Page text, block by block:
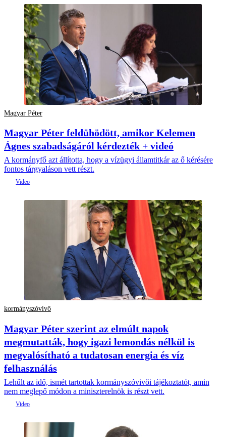
Magyar Péter
Magyar Péter feldühödött, amikor Kelemen
Ágnes szabadságáról kérdezték + videó
A kormányfő azt állította, hogy a vízügyi államtitkár az ő kérésére
fontos tárgyaláson vett részt.
kormányszóvivő
Magyar Péter szerint az elmúlt napok
megmutatták, hogy igazi lemondás nélkül is
megvalósítható a tudatosan energia és víz
felhasználás
Lehűlt az idő, ismét tartottak kormányszóvivői tájékoztatót, amin
nem meglepő módon a miniszterelnök is részt vett.